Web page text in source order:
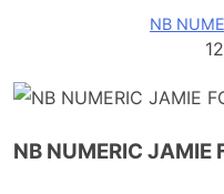
NB
NB NUMERIC JAMIE